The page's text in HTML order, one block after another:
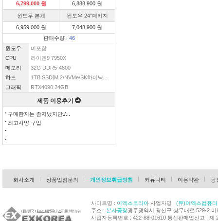
6,799,000 원
6,888,900 원
윈도우 본체
윈도우 24″패키지
6,959,000 원
7,048,900 원
판매수량 : 46
윈도우
미포함
CPU
라이젠9 7950X
메모리
32G DDR5-4800
하드
1TB SSD[M.2/NVMe/SK하이닉...
그래픽
RTX4090 24GB
제품 이용후기
구매한지는 좀지났지만./...
최고사양 구입
회사소개 상품입점문의 개인정보취급방침 커뮤니티 이용약관 공
사이트명 : 이엑스코리아사업자명 : (유)이엑스컴퓨터
주소 : 본사공장광주광역시 광산구 상무대로 529-2 이
사업자등록번호 : 422-88-01610 통신판매업신고 : 제